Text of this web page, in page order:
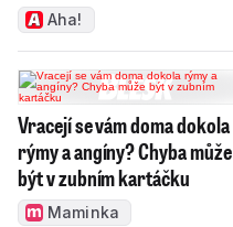
Aha!
Vracejí se vám doma dokola
rýmy a angíny? Chyba může
být v zubním kartáčku
Maminka